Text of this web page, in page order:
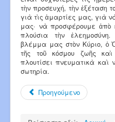
τὴν προσ­ευχή, τὴν ἐξέταση
γιὰ τὶς ἁμαρτίες μας, γιὰ
μας· νὰ προσφέρουμε ἀπὸ
πλούσια τὴν
βλέμμα μας στὸν Κύριο, ὁ
τῆς τοῦ κόσμου ζωῆς
πλουτίσει πνευ­ματικὰ καὶ
σωτηρία.
Προηγούμενο